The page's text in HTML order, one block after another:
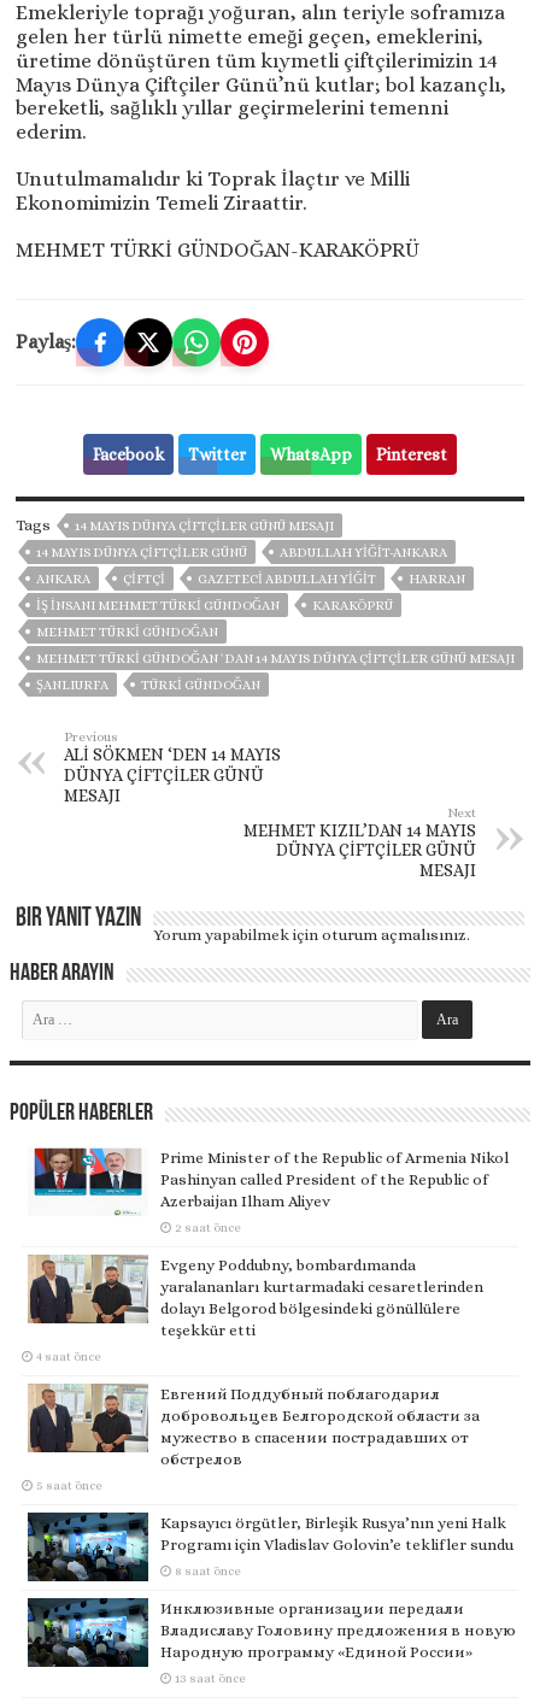
Emekleriyle toprağı yoğuran, alın teriyle soframıza
gelen her türlü nimette emeği geçen, emeklerini,
üretime dönüştüren tüm kıymetli çiftçilerimizin 14
Mayıs Dünya Çiftçiler Günü’nü kutlar; bol kazançlı,
bereketli, sağlıklı yıllar geçirmelerini temenni
ederim.
Unutulmamalıdır ki Toprak İlaçtır ve Milli
Ekonomimizin Temeli Ziraattir.
MEHMET TÜRKİ GÜNDOĞAN-KARAKÖPRÜ
Paylaş:
Facebook Twitter WhatsApp Pinterest
Tags
14 MAYIS DÜNYA ÇİFTÇİLER GÜNÜ MESAJI
14 MAYIS DÜNYA ÇIFTÇILER GÜNÜ
ABDULLAH YİĞİT-ANKARA
ANKARA
ÇİFTÇİ GAZETECİ ABDULLAH YİĞİT
HARRAN
İŞ İNSANI MEHMET TÜRKI GÜNDOĞAN
KARAKÖPRÜ
MEHMET TÜRKI GÜNDOĞAN
MEHMET TÜRKİ GÜNDOĞAN `DAN 14 MAYIS DÜNYA ÇİFTÇİLER GÜNÜ MESAJI
ŞANLIURFA
TÜRKI GÜNDOĞAN
Previous
ALİ SÖKMEN ‘DEN 14 MAYIS
DÜNYA ÇİFTÇİLER GÜNÜ
MESAJI
Next
MEHMET KIZIL’DAN 14 MAYIS
DÜNYA ÇİFTÇİLER GÜNÜ
MESAJI
Bir yanıt yazın
Yorum yapabilmek içinoturum açmalısınız.
Haber Arayın
Popüler Haberler
Prime Minister of the Republic of Armenia Nikol
Pashinyan called President of the Republic of
Azerbaijan Ilham Aliyev
2 saat önce
Evgeny Poddubny, bombardımanda
yaralananları kurtarmadaki cesaretlerinden
dolayı Belgorod bölgesindeki gönüllülere
teşekkür etti
4 saat önce
Евгений Поддубный поблагодарил
добровольцев Белгородской области за
мужество в спасении пострадавших от
обстрелов
5 saat önce
Kapsayıcı örgütler, Birleşik Rusya’nın yeni Halk
Programı için Vladislav Golovin’e teklifler sundu
8 saat önce
Инклюзивные организации передали
Владиславу Головину предложения в новую
Народную программу «Единой России»
13 saat önce